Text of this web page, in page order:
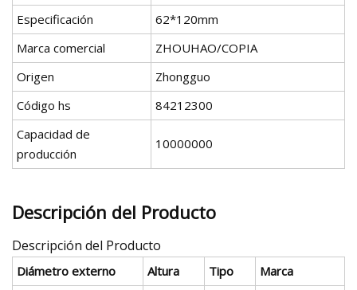
Especificación
62*120mm
Marca comercial
ZHOUHAO/COPIA
Origen
Zhongguo
Código hs
84212300
Capacidad de
producción
10000000
Descripción del Producto
Descripción del Producto
Diámetro externo Altura Tipo
Marca